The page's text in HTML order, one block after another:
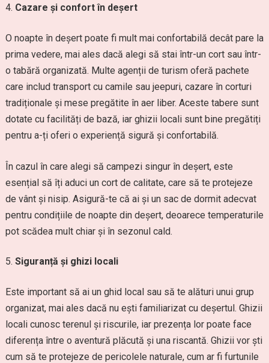
Cazare și confort în deșert
O noapte în deșert poate fi mult mai confortabilă decât pare la
prima vedere, mai ales dacă alegi să stai într-un cort sau într-
o tabără organizată. Multe agenții de turism oferă pachete
care includ transport cu camile sau jeepuri, cazare în corturi
tradiționale și mese pregătite în aer liber. Aceste tabere sunt
dotate cu facilități de bază, iar ghizii locali sunt bine pregătiți
pentru a-ți oferi o experiență sigură și confortabilă.
În cazul în care alegi să campezi singur în deșert, este
esențial să îți aduci un cort de calitate, care să te protejeze
de vânt și nisip. Asigură-te că ai și un sac de dormit adecvat
pentru condițiile de noapte din deșert, deoarece temperaturile
pot scădea mult chiar și în sezonul cald.
Siguranță și ghizi locali
Este important să ai un ghid local sau să te alături unui grup
organizat, mai ales dacă nu ești familiarizat cu deșertul. Ghizii
locali cunosc terenul și riscurile, iar prezența lor poate face
diferența între o aventură plăcută și una riscantă. Ghizii vor ști
cum să te protejeze de pericolele naturale, cum ar fi furtunile